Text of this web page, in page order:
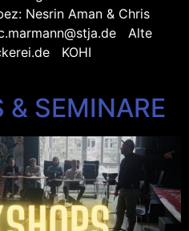
Nesrin Aman & Chris
Alte
KOHI
& SEMINARE